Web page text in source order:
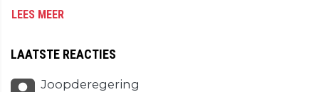
LEES MEER
LAATSTE REACTIES
Joopderegering